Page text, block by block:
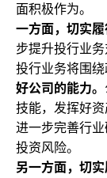
面积极作为。
一方面，切实履
步提升投行业
投行业务将围
好公司的能力。
技能，发挥好资
进一步完善行
投资风险。
另一方面，切实